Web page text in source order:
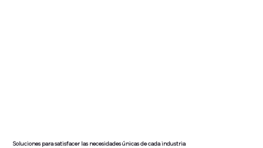
Soluciones para satisfacer las necesidades únicas de cada industria